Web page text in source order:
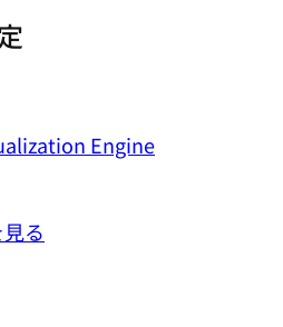
Engine
る